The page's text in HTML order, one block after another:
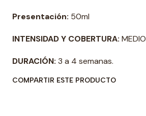
Presentación: 50ml
INTENSIDAD Y COBERTURA: MEDIO
DURACIÓN: 3 a 4 semanas.
COMPARTIR ESTE PRODUCTO